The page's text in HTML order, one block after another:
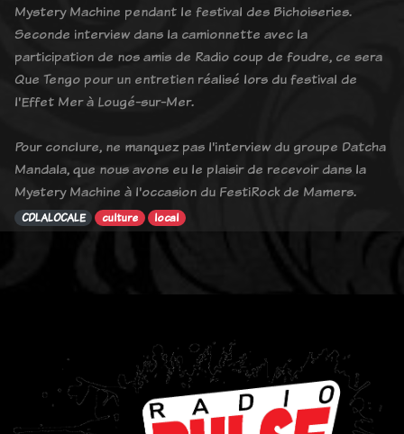
Mystery Machine pendant le festival des Bichoiseries.
Seconde interview dans la camionnette avec la
participation de nos amis de Radio coup de foudre, ce sera
Que Tengo pour un entretien réalisé lors du festival de
l'Effet Mer à Lougé-sur-Mer.
Pour conclure, ne manquez pas l'interview du groupe Datcha
Mandala, que nous avons eu le plaisir de recevoir dans la
Mystery Machine à l'occasion du FestiRock de Mamers.
CDLALOCALE culture local